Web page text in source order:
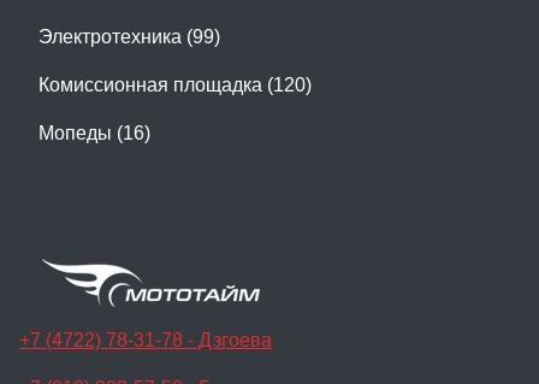
Электротехника (99)
Комиссионная площадка (120)
Мопеды (16)
+7 (4722) 78-31-78 - Дзгоева